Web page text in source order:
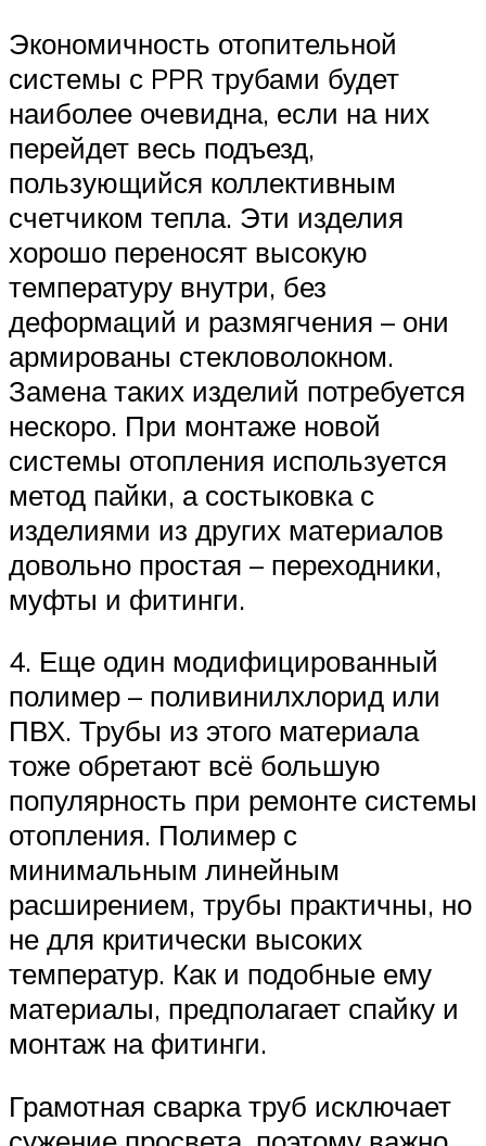
Экономичность отопительной
системы с PPR трубами будет
наиболее очевидна, если на них
перейдет весь подъезд,
пользующийся коллективным
счетчиком тепла. Эти изделия
хорошо переносят высокую
температуру внутри, без
деформаций и размягчения – они
армированы стекловолокном.
Замена таких изделий потребуется
нескоро. При монтаже новой
системы отопления используется
метод пайки, а состыковка с
изделиями из других материалов
довольно простая – переходники,
муфты и фитинги.
4. Еще один модифицированный
полимер – поливинилхлорид или
ПВХ. Трубы из этого материала
тоже обретают всё большую
популярность при ремонте системы
отопления. Полимер с
минимальным линейным
расширением, трубы практичны, но
не для критически высоких
температур. Как и подобные ему
материалы, предполагает спайку и
монтаж на фитинги.
Грамотная сварка труб исключает